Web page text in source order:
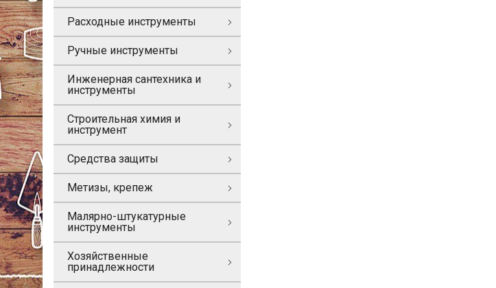
Расходные инструменты
Ручные инструменты
Инженерная сантехника и
инструменты
Строительная химия и
инструмент
Средства защиты
Метизы, крепеж
Малярно-штукатурные
инструменты
Хозяйственные
принадлежности